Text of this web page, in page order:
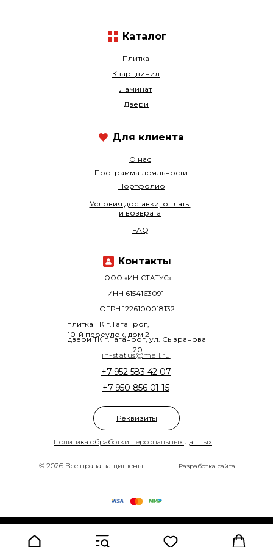
© 2026 Все права защищены.
Политика обработки персональных данных
Плитка
Кварцвинил
+7-950-856-01-15
+7-952-583-42-07
О нас
Ламинат
Программа лояльности
Двери
Портфолио
ООО «ИН-СТАТУС»
плитка ТК г.Таганрог,
10-й переулок, дом 2
двери ТК г.Таганрог, ул. Сызранова
,20
ОГРН 1226100018132
ИНН 6154163091
Разработка сайта
Условия доставки, оплаты
и возврата
FAQ
Каталог
in-status@mail.ru
Контакты
Для клиента
Реквизиты
Made on Tilda